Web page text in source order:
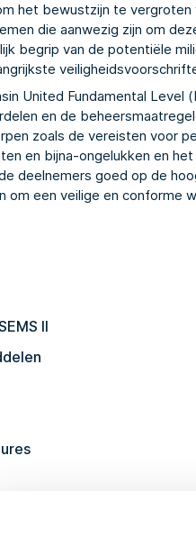
het bewustzijn te
die aanwezig zijn om
begrip van de potentiële
United Fundamental
en de
zoals de vereisten voor
en bijna-ongelukken en
deelnemers goed op de
om een veilige en conforme
II